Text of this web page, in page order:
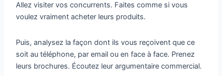
Allez visiter vos concurrents. Faites comme si vous
voulez vraiment acheter leurs produits.
Puis, analysez la façon dont ils vous reçoivent que ce
soit au téléphone, par email ou en face à face. Prenez
leurs brochures. Écoutez leur argumentaire commercial.